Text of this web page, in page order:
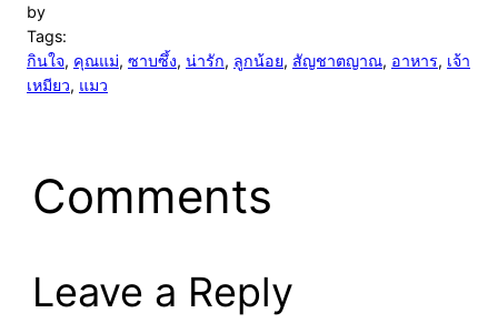
by
Tags:
กินใจ, คุณแม่, ซาบซึ้ง, น่ารัก, ลูกน้อย, สัญชาตญาณ, อาหาร, เจ้า
เหมียว, แมว
Comments
Leave a Reply